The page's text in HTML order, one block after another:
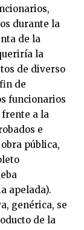
durante la
de la
la
de diverso
de
funcionarios
frente a la
e
pública,
apelada).
genérica, se
de la